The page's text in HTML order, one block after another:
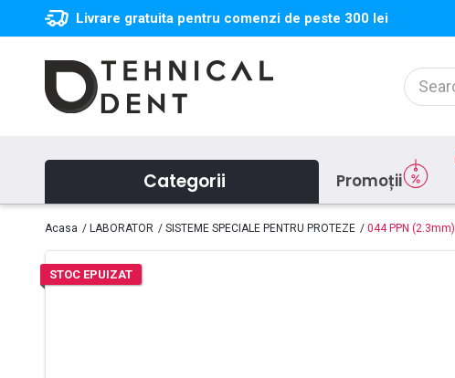
Livrare gratuita pentru comenzi de peste 300 lei
Categorii Promoții
Acasa LABORATOR SISTEME SPECIALE PENTRU PROTEZE 044 PPN (2.3mm)
STOC EPUIZAT